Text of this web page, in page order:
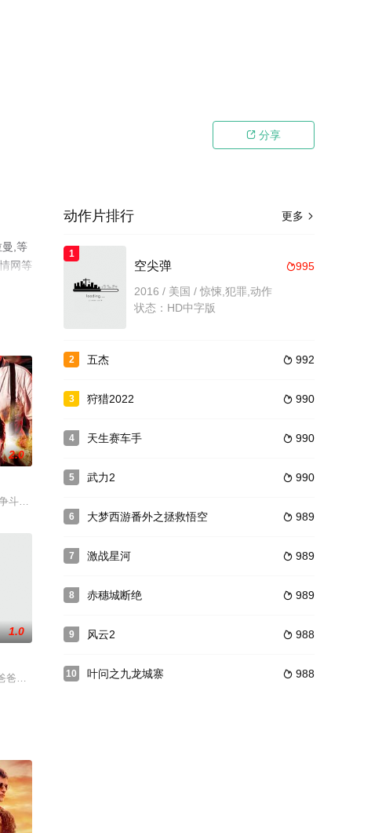
 分享
曼,等
网等
台寻衅，武当掌门陈伟（王晓
2.0
斗不止，文淑和静恬误入两大帮派，姐妹反目。两大帮派话事
厂中执行任务，不料在此期间
1.0
爸林浩在与女儿林伊归国航班中，不幸遭遇飞机失控，飞机紧急迫降
更多 
动作片排行
1
995
空尖弹
2016 / 美国 / 惊悚,犯罪,动作
状态：HD中字版
2  992
五杰
3  990
狩猎2022
4  990
天生赛车手
5  990
武力2
6  989
大梦西游番外之拯救悟空
7  989
激战星河
8  989
赤穗城断绝
9  988
风云2
10  988
叶问之九龙城寨